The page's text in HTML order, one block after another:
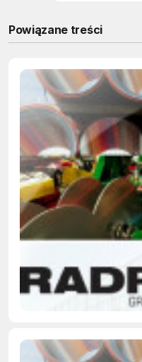
Powiązane treści